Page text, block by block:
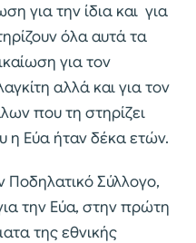
για την ίδια και για
όλα αυτά τα
για τον
αλλά και για τον
που τη στηρίζει
η Εύα ήταν δέκα ετών.
Σύλλογο,
την Εύα, στην πρώτη
της εθνικής